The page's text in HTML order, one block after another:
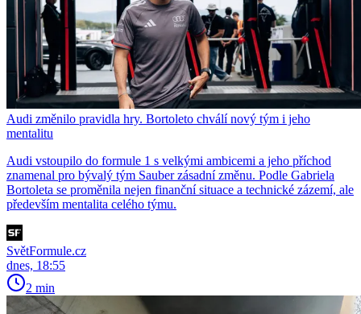
Audi změnilo pravidla hry. Bortoleto chválí nový tým i jeho
mentalitu
Audi vstoupilo do formule 1 s velkými ambicemi a jeho příchod
znamenal pro bývalý tým Sauber zásadní změnu. Podle Gabriela
Bortoleta se proměnila nejen finanční situace a technické zázemí, ale
především mentalita celého týmu.
SvětFormule.cz
dnes, 18:55
2 min